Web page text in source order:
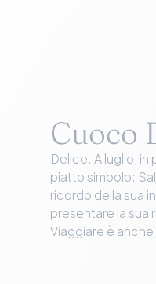
Cuoco
Delice. A luglio,
piatto simbolo:
ricordo della sua
presentare la sua
Viaggiare è